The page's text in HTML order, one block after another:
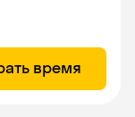
время